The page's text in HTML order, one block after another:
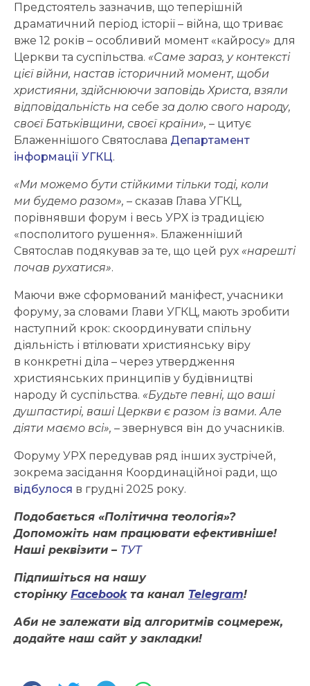
Предстоятель зазначив, що теперішній
драматичний період історії – війна, що триває
вже 12 років – особливий момент «кайросу» для
Церкви та суспільства. «Саме зараз, у контексті
цієї війни, настав історичний момент, щоби
християни, здійснюючи заповідь Христа, взяли
відповідальність на себе за долю свого народу,
своєї Батьківщини, своєї країни», – цитує
Блаженнішого Святослава Департамент
інформації УГКЦ.
«Ми можемо бути стійкими тільки тоді, коли
ми будемо разом», – сказав Глава УГКЦ,
порівнявши форум і весь УРХ із традицією
«посполитого рушення». Блаженніший
Святослав подякував за те, що цей рух «нарешті
почав рухатися».
Маючи вже сформований маніфест, учасники
форуму, за словами Глави УГКЦ, мають зробити
наступний крок: скоординувати спільну
діяльність і втілювати християнську віру
в конкретні діла – через утвердження
християнських принципів у будівництві
народу й суспільства. «Будьте певні, що ваші
душпастирі, ваші Церкви є разом із вами. Але
діяти маємо всі», – звернувся він до учасників.
Форуму УРХ передував ряд інших зустрічей,
зокрема засідання Координаційної ради, що
відбулося в грудні 2025 року.
Подобається «Політична теологія»?
Допоможіть нам працювати ефективніше!
Наші реквізити – ТУТ
Підпишіться на нашу
сторінку Facebookта канал Telegram!
Аби не залежати від алгоритмів соцмереж,
додайте наш сайт у закладки!